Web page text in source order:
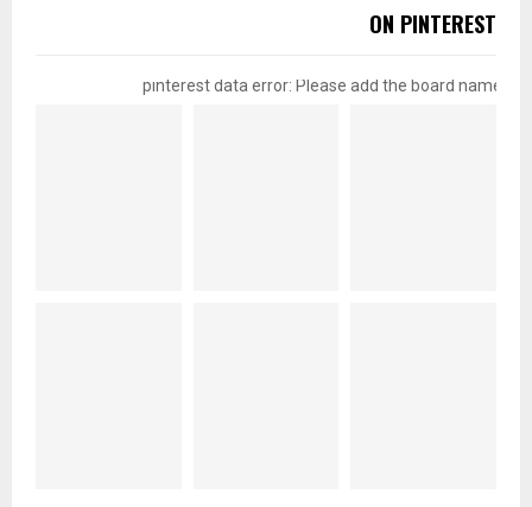
ON PINTEREST
pinterest data error: Please add the board name